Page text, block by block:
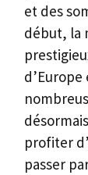
et des
début, la
profiter
passer